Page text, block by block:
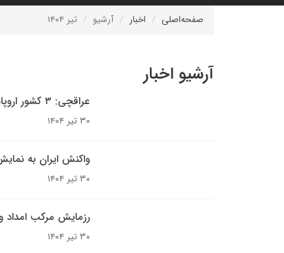
صفحه‌اصلی اخبار آرشیو تیر ۱۴۰۴
آرشیو اخبار
عراقچی: ۳ کشور اروپایی حق سوءاستفاده از قطعنامه‌ای که به آن پایبند نبوده‌اند را ندارند
۳۰ تیر ۱۴۰۴
واکنش ایران به
۳۰ تیر ۱۴۰۴
رزمایش مرکب امداد
۳۰ تیر ۱۴۰۴